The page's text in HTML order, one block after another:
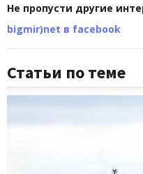
Не пропусти другие
bigmir)net в facebook
Статьи по теме